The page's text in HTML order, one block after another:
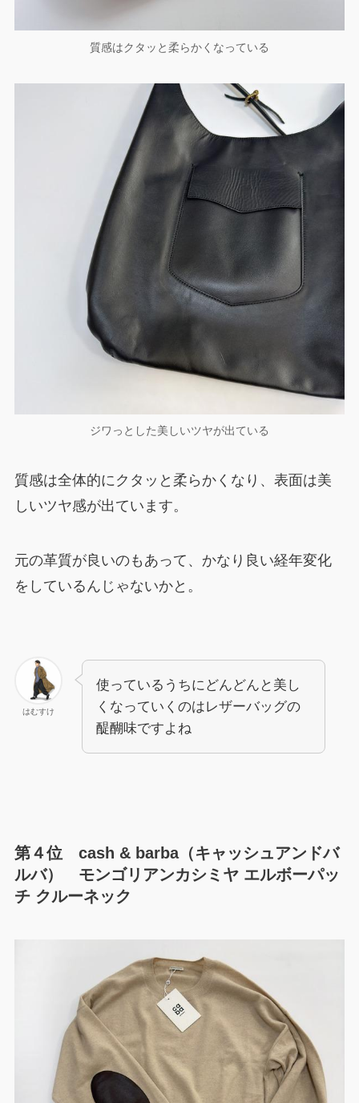
質感はクタッと柔らかくなっている
ジワっとした美しいツヤが出ている
質感は全体的にクタッと柔らかくなり、表面は美
しいツヤ感が出ています。
元の革質が良いのもあって、かなり良い経年変化
をしているんじゃないかと。
はむすけ
使っているうちにどんどんと美し
くなっていくのはレザーバッグの
醍醐味ですよね
第４位 cash & barba（キャッシュアンドバ
ルバ） モンゴリアンカシミヤ エルボーパッ
チ クルーネック